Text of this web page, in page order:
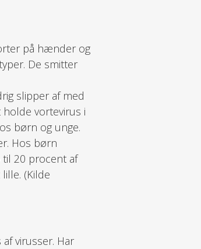
på hænder og
De smitter
slipper af med
vortevirus i
børn og unge.
Hos børn
20 procent af
(Kilde
virusser. Har